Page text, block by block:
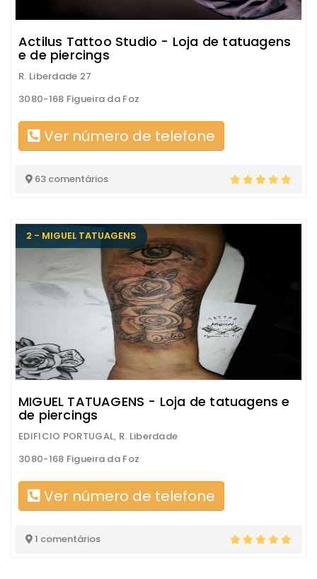
Actilus Tattoo Studio - Loja de tatuagens
e de piercings
R. Liberdade 27
3080-168 Figueira da Foz
Ver número de telefone
63 comentários
2 - MIGUEL TATUAGENS
MIGUEL TATUAGENS - Loja de tatuagens e
de piercings
EDIFICIO PORTUGAL, R. Liberdade
3080-168 Figueira da Foz
Ver número de telefone
1 comentários